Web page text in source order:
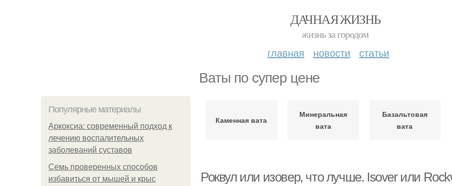
ДАЧНАЯ ЖИЗНЬ
жизнь за городом
главная новости статьи
Ваты по супер цене
Популярные материалы
Аркоксиа: современный подход к
лечению воспалительных
заболеваний суставов
Семь проверенных способов
избавиться от мышей и крыс
Каменная вата
Минеральная
вата
Базальтовая
вата
Роквул или изовер, что лучше. Isover или